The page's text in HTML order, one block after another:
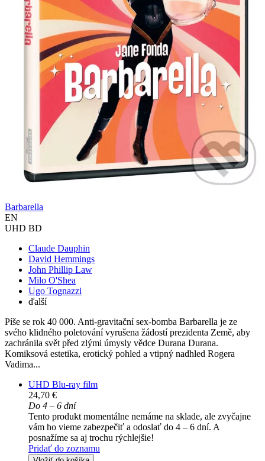
Barbarella
EN
UHD BD
Claude Dauphin
David Hemmings
John Phillip Law
Milo O'Shea
Ugo Tognazzi
ďalší
Píše se rok 40 000. Anti-gravitační sex-bomba Barbarella je ze
svého klidného poletování vyrušena žádostí prezidenta Země, aby
zachránila svět před zlými úmysly vědce Durana Durana.
Komiksová estetika, erotický pohled a vtipný nadhled Rogera
Vadima...
UHD Blu-ray film
24,70 €
Do 4 – 6 dní
Tento produkt momentálne nemáme na sklade, ale zvyčajne
vám ho vieme zabezpečiť a odoslať do 4 – 6 dní. A
posnažíme sa aj trochu rýchlejšie!
Pridať do zoznamu